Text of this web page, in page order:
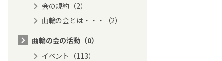
会の規約（2）
曲輪の会とは・・・（2）
曲輪の会の活動（0）
イベント（113）